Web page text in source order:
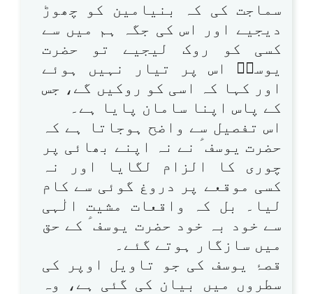
سماجت کی کہ بنیامین کو چھوڑ
دیجیے اور اس کی جگہ ہم میں سے
کسی کو روک لیجیے تو حضرت
یوسفؑ اس پر تیار نہیں ہوئے
اور کہا کہ اسی کو روکیں گے، جس
کے پاس اپنا سامان پایا ہے۔
اس تفصیل سے واضح ہوجاتا ہے کہ
حضرت یوسف ؑ نے نہ اپنے بھائی پر
چوری کا الزام لگایا اور نہ
کسی موقعے پر دروغ گوئی سے کام
لیا۔ بل کہ واقعات مشیت الٰہی
سے خود بہ خود حضرت یوسف ؑ کے حق
میں سازگار ہوتے گئے۔
قصۂ یوسف کی جو تاویل اوپر کی
سطروں میں بیان کی گئی ہے، وہ